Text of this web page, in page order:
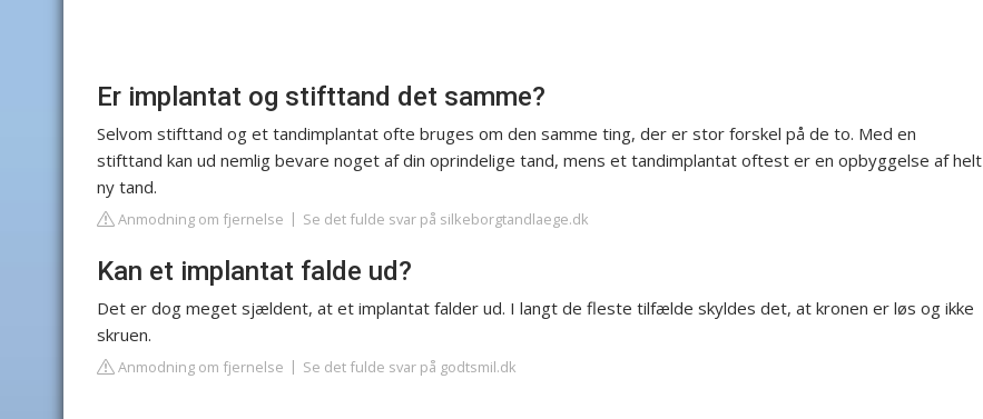
Er implantat og stifttand det samme?
Selvom stifttand og et tandimplantat ofte bruges om den samme ting, der er stor forskel på de to. Med en
stifttand kan ud nemlig bevare noget af din oprindelige tand, mens et tandimplantat oftest er en opbyggelse af helt
ny tand.
Anmodning om fjernelse Se det fulde svar på silkeborgtandlaege.dk
Kan et implantat falde ud?
Det er dog meget sjældent, at et implantat falder ud. I langt de fleste tilfælde skyldes det, at kronen er løs og ikke
skruen.
Anmodning om fjernelse Se det fulde svar på godtsmil.dk